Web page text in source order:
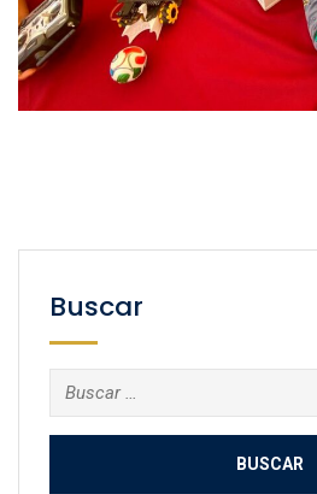
Buscar
Buscar: